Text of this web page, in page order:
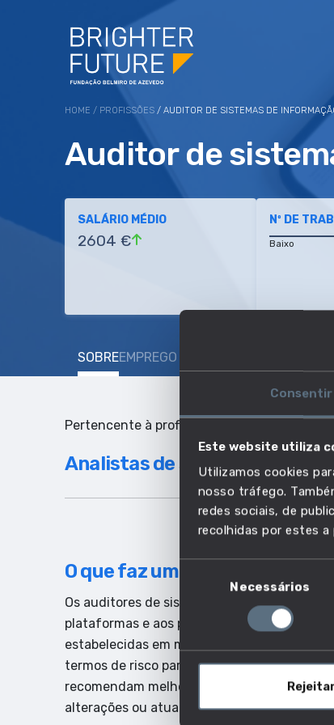
Consentir
Este website utiliza
Utilizamos cookies
nosso tráfego.
redes sociais, de
recolhidas por estes
consentimento
Necessários
HOME / PROFISSÕES / AUDITOR DE SISTEMAS DE
Auditor de
SALÁRIO MÉDIO
2604 €
Nº DE
Baixo
SOBREEMPREGO E SALÁRIO
Pertencente à profissão:
Analistas de sistemas
O que faz um auditor de
Os auditores de sistemas de informação
plataformas e aos procedimentos
estabelecidas em matéria de eficiência,
termos de risco para a organização e
recomendam melhorias relativamente aos
alterações ou atualizações dos sistemas.